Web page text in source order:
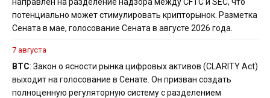
потенциально может стимулировать крипторынок. Разметка
Сената в мае, голосование Сената в августе 2026 года.
7 августа
BTC: Закон о ясности рынка цифровых активов (CLARITY Act)
выходит на голосование в Сенате. Он призван создать
полноценную регуляторную систему с разделением